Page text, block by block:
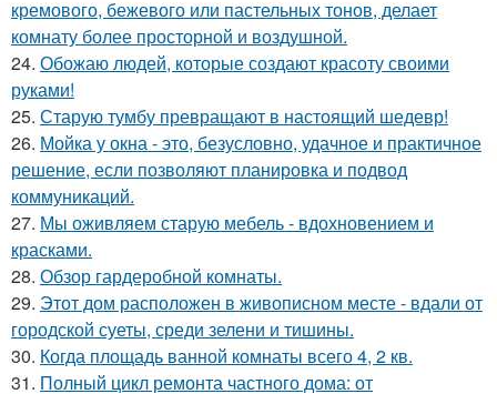
кремового, бежевого или пастельных тонов, делает
комнату более просторной и воздушной.
24. Обожаю людей, которые создают красоту своими
руками!
25. Старую тумбу превращают в настоящий шедевр!
26. Мойка у окна - это, безусловно, удачное и практичное
решение, если позволяют планировка и подвод
коммуникаций.
27. Мы оживляем старую мебель - вдохновением и
красками.
28. Обзор гардеробной комнаты.
29. Этот дом расположен в живописном месте - вдали от
городской суеты, среди зелени и тишины.
30. Когда площадь ванной комнаты всего 4, 2 кв.
31. Полный цикл ремонта частного дома: от